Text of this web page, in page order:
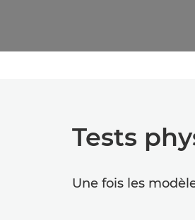
Tests
Une fois les